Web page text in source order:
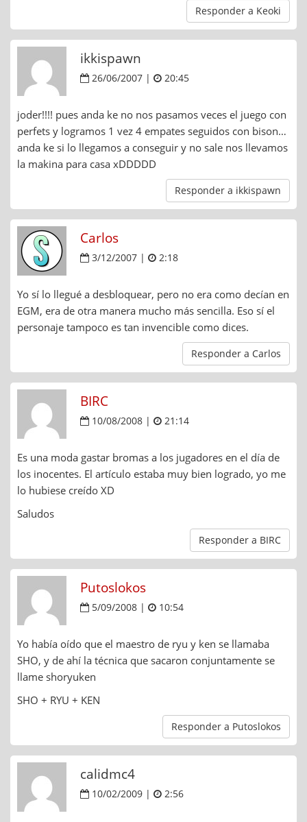
Responder a Keoki
ikkispawn
26/06/2007 | 20:45
joder!!!! pues anda ke no nos pasamos veces el juego con
perfets y logramos 1 vez 4 empates seguidos con bison…
anda ke si lo llegamos a conseguir y no sale nos llevamos
la makina para casa xDDDDD
Responder a ikkispawn
Carlos
3/12/2007 | 2:18
Yo sí lo llegué a desbloquear, pero no era como decían en
EGM, era de otra manera mucho más sencilla. Eso sí el
personaje tampoco es tan invencible como dices.
Responder a Carlos
BIRC
10/08/2008 | 21:14
Es una moda gastar bromas a los jugadores en el día de
los inocentes. El artículo estaba muy bien logrado, yo me
lo hubiese creído XD
Saludos
Responder a BIRC
Putoslokos
5/09/2008 | 10:54
Yo había oído que el maestro de ryu y ken se llamaba
SHO, y de ahí la técnica que sacaron conjuntamente se
llame shoryuken
SHO + RYU + KEN
Responder a Putoslokos
calidmc4
10/02/2009 | 2:56